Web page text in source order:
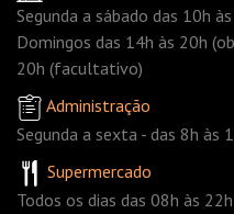
Segunda a sábado das 10h
Domingos das 14h às 20h
20h (facultativo)
Administração
Segunda a sexta - das 8h às
Supermercado
Todos os dias das 08h às